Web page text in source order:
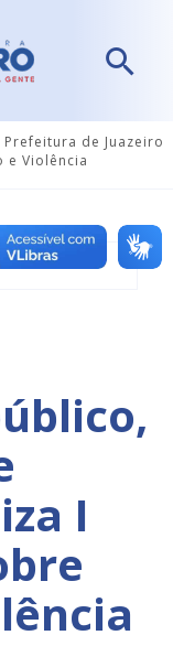
de Juazeiro
e Violência
I